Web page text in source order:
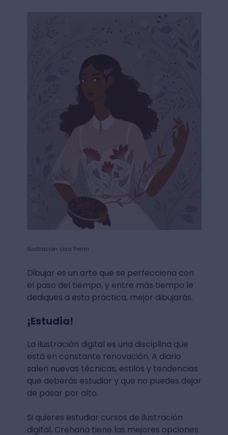
Ilustración: Lisa Perrin
Dibujar es un arte que se perfecciona con
el paso del tiempo, y entre más tiempo le
dediques a esta práctica, mejor dibujarás.
¡Estudia!
La ilustración digital es una disciplina que
está en constante renovación. A diario
salen nuevas técnicas, estilos y tendencias
que deberás estudiar y que no puedes dejar
de pasar por alto.
Si quieres estudiar cursos de ilustración
digital, Crehana tiene las mejores opciones